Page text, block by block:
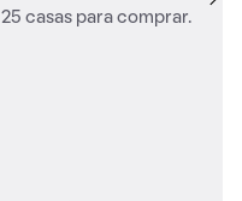
25 casas para comprar.